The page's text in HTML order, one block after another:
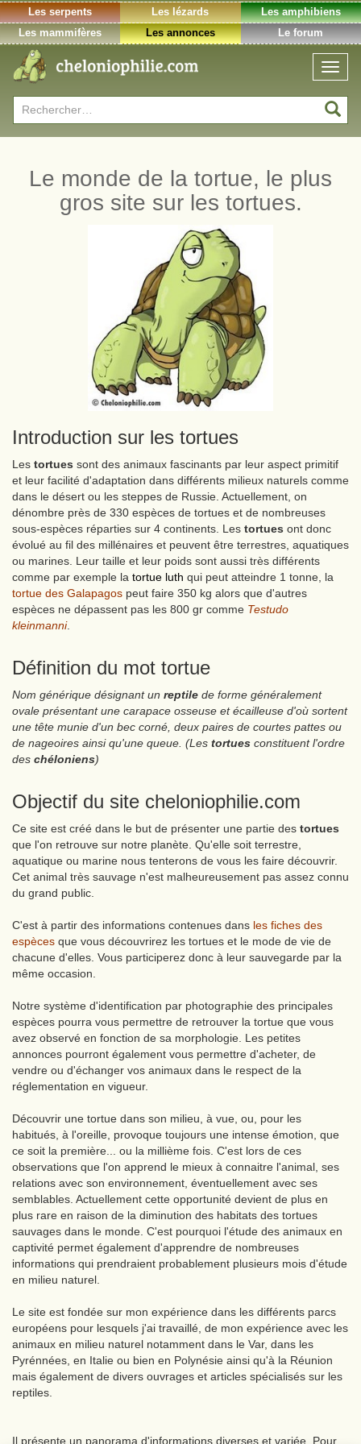
Les serpents Les lézards
Les amphibiens
Les mammifères
Les annonces Le forum
Rechercher :
Le monde de la tortue, le plus
gros site sur les tortues.
Introduction sur les tortues
Les tortues sont des animaux fascinants par leur aspect primitif
et leur facilité d'adaptation dans différents milieux naturels comme
dans le désert ou les steppes de Russie. Actuellement, on
dénombre près de 330 espèces de tortues et de nombreuses
sous-espèces réparties sur 4 continents. Les tortues ont donc
évolué au fil des millénaires et peuvent être terrestres, aquatiques
ou marines. Leur taille et leur poids sont aussi très différents
comme par exemple la tortue luth qui peut atteindre 1 tonne, la
tortue des Galapagos peut faire 350 kg alors que d'autres
espèces ne dépassent pas les 800 gr comme Testudo
kleinmanni.
Définition du mot tortue
Nom générique désignant un reptile de forme généralement
ovale présentant une carapace osseuse et écailleuse d'où sortent
une tête munie d'un bec corné, deux paires de courtes pattes ou
de nageoires ainsi qu'une queue. (Les tortues constituent l'ordre
des chéloniens)
Objectif du site cheloniophilie.com
Ce site est créé dans le but de présenter une partie des tortues
que l'on retrouve sur notre planète. Qu'elle soit terrestre,
aquatique ou marine nous tenterons de vous les faire découvrir.
Cet animal très sauvage n'est malheureusement pas assez connu
du grand public.
C'est à partir des informations contenues dans les fiches des
espèces que vous découvrirez les tortues et le mode de vie de
chacune d'elles. Vous participerez donc à leur sauvegarde par la
même occasion.
Notre système d'identification par photographie des principales
espèces pourra vous permettre de retrouver la tortue que vous
avez observé en fonction de sa morphologie. Les petites
annonces pourront également vous permettre d'acheter, de
vendre ou d'échanger vos animaux dans le respect de la
réglementation en vigueur.
Découvrir une tortue dans son milieu, à vue, ou, pour les
habitués, à l'oreille, provoque toujours une intense émotion, que
ce soit la première... ou la millième fois. C'est lors de ces
observations que l'on apprend le mieux à connaitre l'animal, ses
relations avec son environnement, éventuellement avec ses
semblables. Actuellement cette opportunité devient de plus en
plus rare en raison de la diminution des habitats des tortues
sauvages dans le monde. C'est pourquoi l'étude des animaux en
captivité permet également d'apprendre de nombreuses
informations qui prendraient probablement plusieurs mois d'étude
en milieu naturel.
Le site est fondée sur mon expérience dans les différents parcs
européens pour lesquels j'ai travaillé, de mon expérience avec les
animaux en milieu naturel notamment dans le Var, dans les
Pyrénnées, en Italie ou bien en Polynésie ainsi qu'à la Réunion
mais également de divers ouvrages et articles spécialisés sur les
reptiles.
Il présente un panorama d'informations diverses et variée. Pour